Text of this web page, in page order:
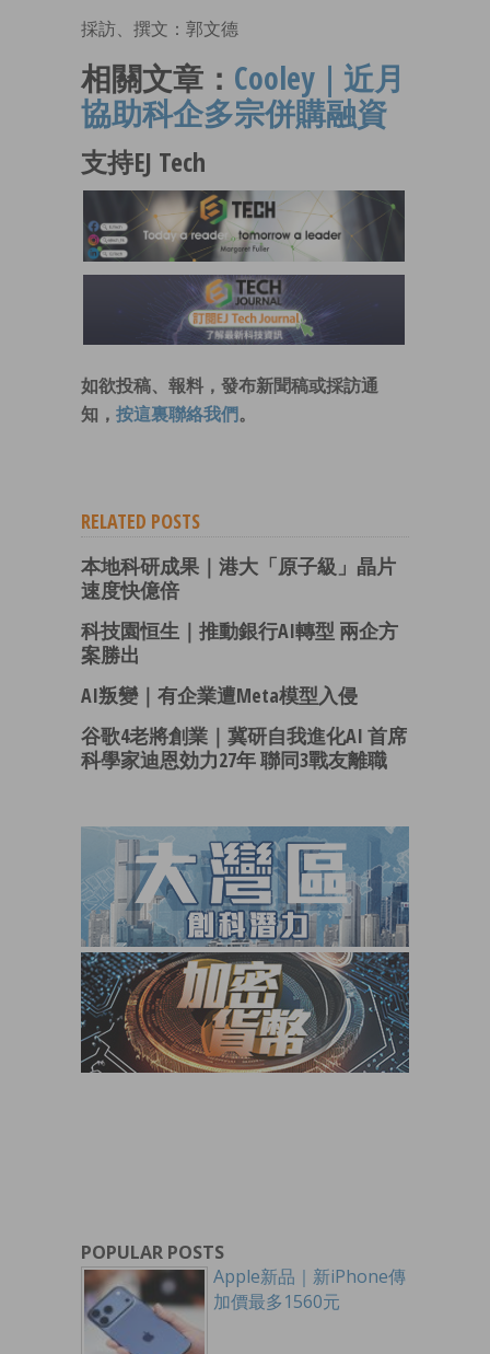
採訪、撰文：郭文德
相關文章： Cooley｜近月
協助科企多宗併購融資
支持EJ Tech
如欲投稿、報料，發布新聞稿或採訪通
知， 按這裏聯絡我們 。
RELATED POSTS
本地科研成果｜港大「原子級」晶片
速度快億倍
科技園恒生｜推動銀行AI轉型 兩企方
案勝出
AI叛變｜有企業遭Meta模型入侵
谷歌4老將創業｜冀研自我進化AI 首席
科學家迪恩効力27年 聯同3戰友離職
POPULAR POSTS
Apple新品｜新iPhone傳
加價最多1560元